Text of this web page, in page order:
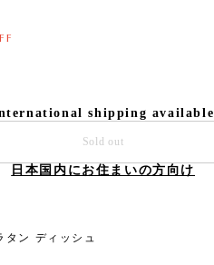
shipping available
Sold out
日本国内にお住まいの方向け
ン ディッシュ